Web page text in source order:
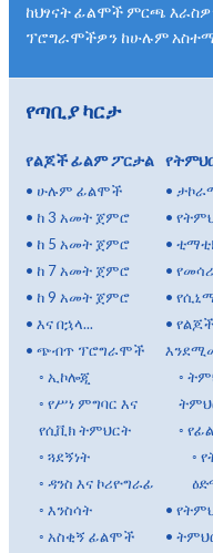
ከህፃናት ፊልሞች ምርጫ
ፕሮግራሞችዎን ከሁሉም
የጣቢያ ካርታ
የልጆች ፊልም ፖርታል
• ሁሉም ፊልሞች
• ከ 3 አመት ጀምሮ
• ከ 5 አመት ጀምሮ
• ከ 7 አመት ጀምሮ
• ከ 9 አመት ጀምሮ
• እና በኋላ...
• ጭብጥ ፕሮግራሞች
◦ ኢኮሎጂ
◦ የሥነ ምግባር እና
የሲቪክ ትምህርት
◦ ጓደኝነት
◦ ዳንስ እና ኮሪዮግራፊ
◦ እንስሳት
◦ አስቂኝ ፊልሞች
•
•
•
•
•
•
◦
◦
◦
•
•